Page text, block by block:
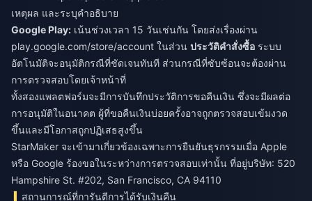
เหตุผล และระบุคำอธิบาย
Google Play: เน้นช่วงเวลา 15 วันเช่นกัน โดยส่งเรื่องผ่าน
play.google.com/store/account ในส่วน ประวัติคำสั่งซื้อ ระบบ
อัตโนมัติจะอนุมัติกรณีที่ชัดเจนทันที ส่วนกรณีที่ซับซ้อนจะต้องผ่าน
การตรวจสอบโดยเจ้าหน้าที่
ทั้งสองแพลตฟอร์มจะมีการบันทึกประวัติการขอคืนเงิน ซึ่งจะมีผลต่อ
การอนุมัติในอนาคต ผู้ที่ขอคืนเงินบ่อยครั้งอาจถูกตรวจสอบเข้มงวด
ขึ้นและมีโอกาสถูกปฏิเสธสูงขึ้น
StarMaker จะเข้ามาเกี่ยวข้องเฉพาะการยืนยันธุรกรรมเมื่อ Apple
หรือ Google ร้องขอในระหว่างการตรวจสอบเท่านั้น ที่อยู่บริษัท: 520
Hampshire St. #202, San Francisco, CA 94110
สถานการณ์ที่การันตีการได้รับเงินคืน